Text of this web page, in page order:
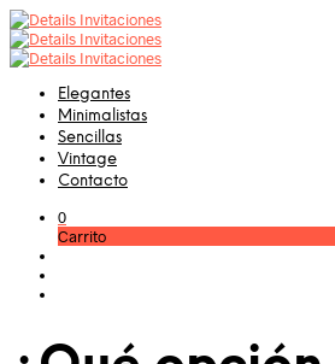
Elegantes
Minimalistas
Sencillas
Vintage
Contacto
0
Carrito